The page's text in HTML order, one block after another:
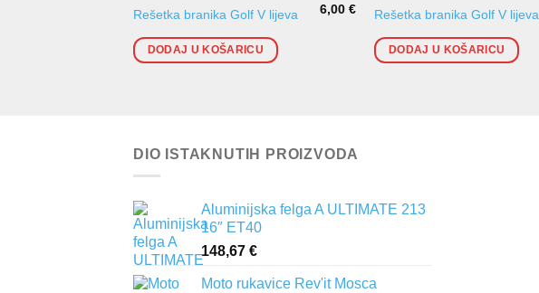
Rešetka branika Golf V lijeva 6,00€
DODAJ U KOŠARICU
Rešetka branika Golf V lijeva
DODAJ U KOŠARICU
DIO ISTAKNUTIH PROIZVODA
Aluminijska felga A ULTIMATE 213
16″ ET40
148,67 €
Moto rukavice Rev'it Mosca